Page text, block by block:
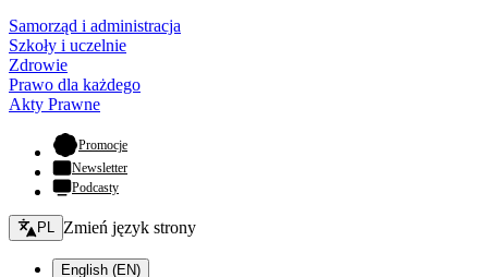
Samorząd i administracja
Szkoły i uczelnie
Zdrowie
Prawo dla każdego
Akty Prawne
Promocje- otwiera się w nowej karcie
Newsletter
Podcasty
Zmień język - bieżący:
PL Zmień język strony
English (EN)